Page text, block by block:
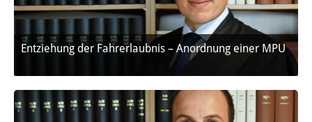
Entziehung der Fahrerlaubnis – Anordnung einer MPU